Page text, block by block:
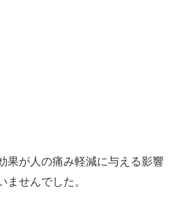
果が人の痛み軽減に与える影響
せんでした。